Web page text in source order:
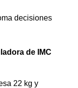
decisiones
de IMC
22 kg y